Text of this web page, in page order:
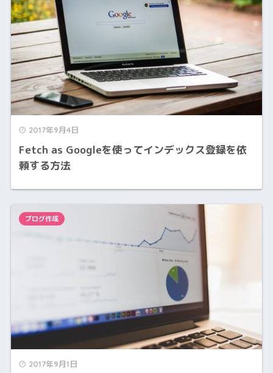
2017年9月4日
Fetch as Googleを使ってインデックス登録を依
頼する方法
2017年9月1日
ブログ作成